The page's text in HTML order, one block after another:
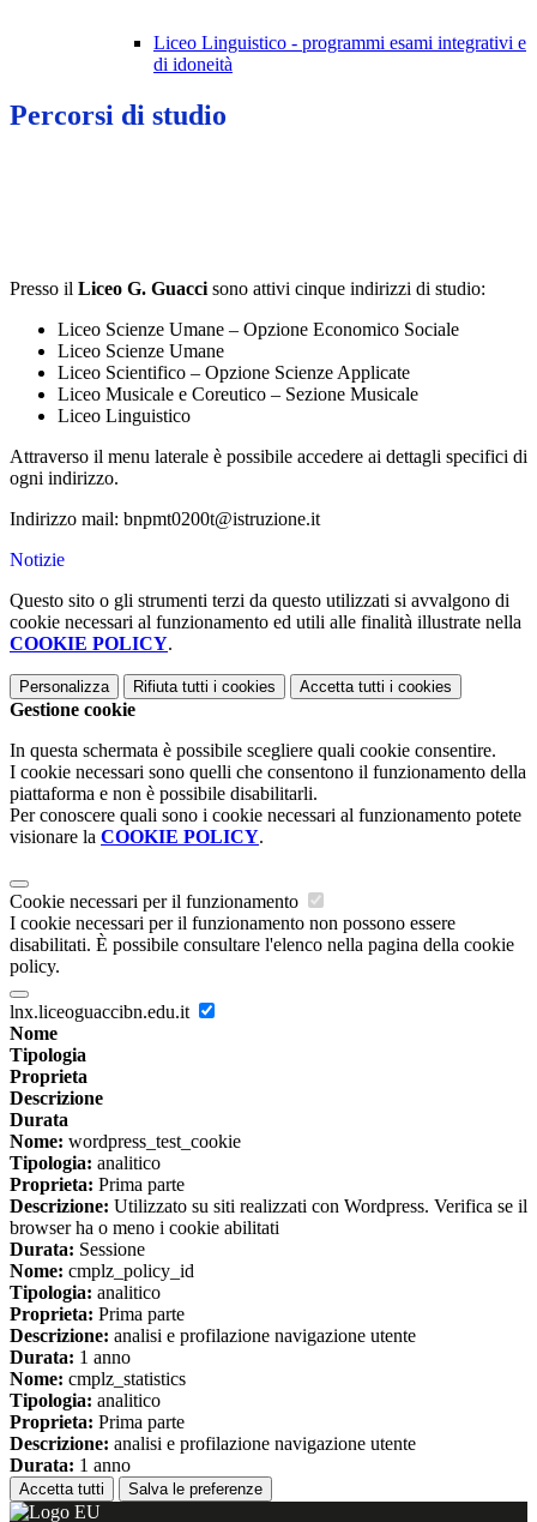
Liceo Linguistico - programmi esami integrativi e
di idoneità
Percorsi di studio
Presso il Liceo G. Guacci sono attivi cinque indirizzi di studio:
Liceo Scienze Umane – Opzione Economico Sociale
Liceo Scienze Umane
Liceo Scientifico – Opzione Scienze Applicate
Liceo Musicale e Coreutico – Sezione Musicale
Liceo Linguistico
Attraverso il menu laterale è possibile accedere ai dettagli specifici di
ogni indirizzo.
Indirizzo mail: bnpmt0200t@istruzione.it
Notizie
Questo sito o gli strumenti terzi da questo utilizzati si avvalgono di
cookie necessari al funzionamento ed utili alle finalità illustrate nella
COOKIE POLICY.
Personalizza Rifiuta tutti i cookies Accetta tutti i cookies
Gestione cookie
In questa schermata è possibile scegliere quali cookie consentire.
I cookie necessari sono quelli che consentono il funzionamento della
piattaforma e non è possibile disabilitarli.
Per conoscere quali sono i cookie necessari al funzionamento potete
visionare la COOKIE POLICY.
Cookie necessari per il funzionamento
I cookie necessari per il funzionamento non possono essere
disabilitati. È possibile consultare l'elenco nella pagina della cookie
policy.
lnx.liceoguaccibn.edu.it
Nome
Tipologia
Proprieta
Descrizione
Durata
Nome: wordpress_test_cookie
Tipologia: analitico
Proprieta: Prima parte
Descrizione: Utilizzato su siti realizzati con Wordpress. Verifica se il
browser ha o meno i cookie abilitati
Durata: Sessione
Nome: cmplz_policy_id
Tipologia: analitico
Proprieta: Prima parte
Descrizione: analisi e profilazione navigazione utente
Durata: 1 anno
Nome: cmplz_statistics
Tipologia: analitico
Proprieta: Prima parte
Descrizione: analisi e profilazione navigazione utente
Durata: 1 anno
Accetta tutti Salva le preferenze